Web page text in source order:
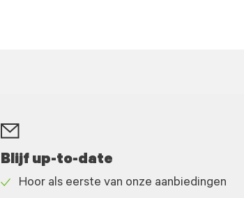
Blijf up-to-date
Hoor als eerste van onze aanbiedingen